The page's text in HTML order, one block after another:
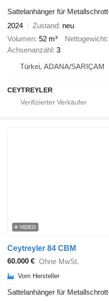
Sattelanhänger für
2024
Zustand neu
Volumen 52 m³ Nettogewicht
Achsenanzahl 3
Türkei, ADANA/SARIÇAM
CEYTREYLER
VIDEO
Ceytreyler 84 CBM
60.000 € Ohne MwSt.
Vom Hersteller
Sattelanhänger für